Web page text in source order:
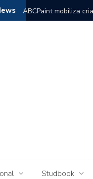
ABCPaint mobiliza
do Nacional 2026
Studbook